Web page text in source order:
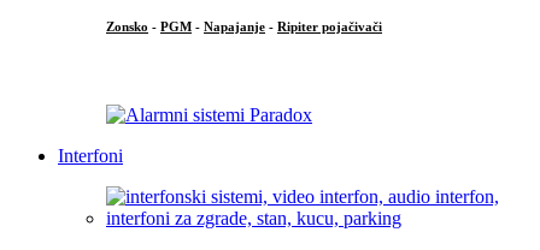
Zonsko - PGM - Napajanje - Ripiter pojačivači
Interfoni